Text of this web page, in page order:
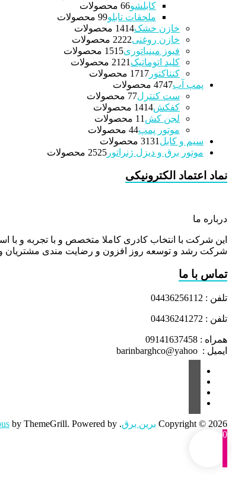
کابلشو 66 محصولات
ملحقات تابلو 99 محصولات
خازن خشک
1414 محصولات
خازن روغنی
2222 محصولات
فیوز مینیاتوری
1515 محصولات
کلید اتوماتیک
21 21 محصولات
کنتاکتور
1717 محصولات
پمپ آب
4747 محصولات
ست کنترل 77 محصولات
کفکش
1414 محصولات
لجن کش
1 1 محصولات
موتور پمپ 44 محصولات
سیم و کابل
3131 محصولات
موتور برق و دیزل ژنراتور
2525 محصولات
نماد اعتماد الکترونیکی
درباره ما
این شرکت با انتخاب کادری کاملا متخصص و با تجربه و با
شرکت رشد و توسعه روز افزون و رضایت مندی مشتریان
تماس با ما
تلفن : 04436256112
تلفن : 04436241272
همراه : 09141637458
ایمیل : barinbarghco@yahoo
Copyright © 2026 برین برق. All rights reserved. Theme
by ThemeGrill. Powered by:
0